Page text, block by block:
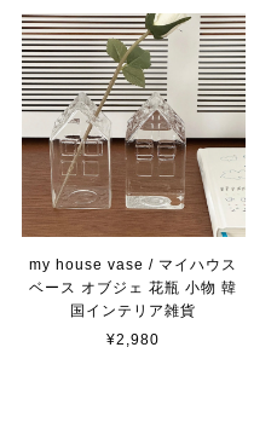
my house vase / マイハウス
ベース オブジェ 花瓶 小物 韓
国インテリア雑貨
¥2,980